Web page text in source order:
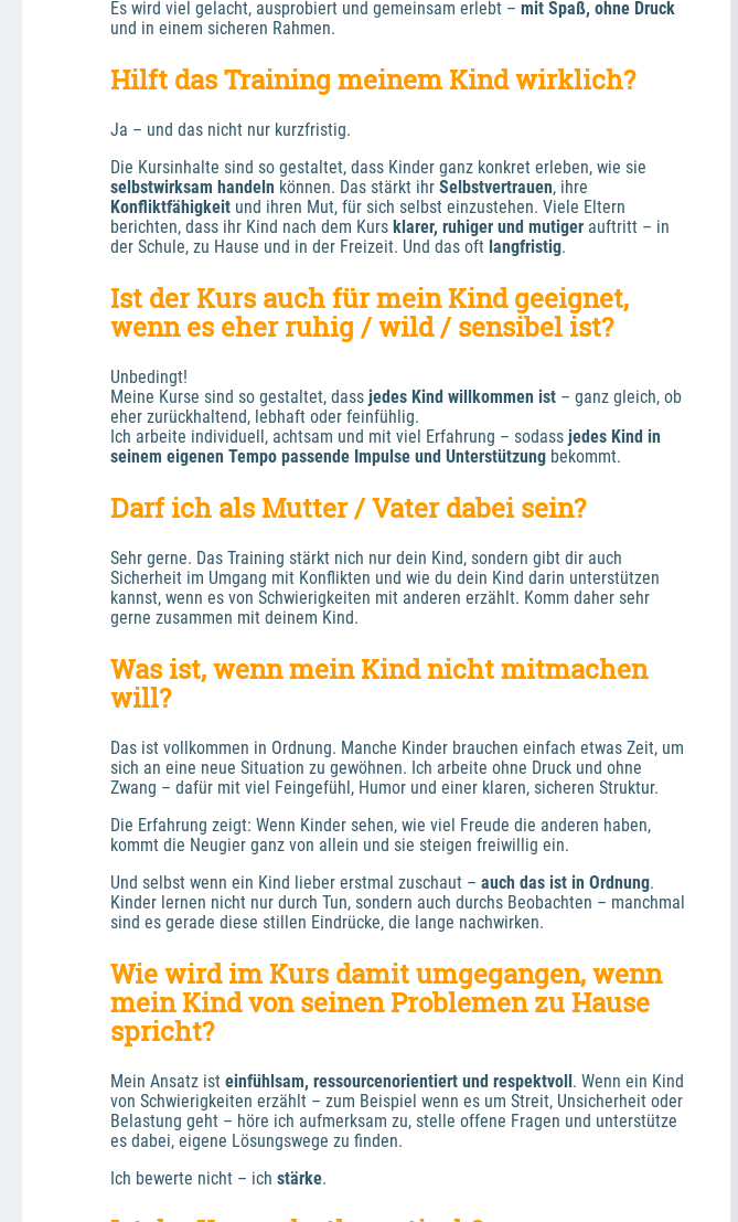
Es wird viel gelacht, ausprobiert und gemeinsam erlebt – mit Spaß, ohne Druck
und in einem sicheren Rahmen.
Hilft das Training meinem Kind wirklich?
Ja – und das nicht nur kurzfristig.
selbstwirksam handeln können. Das stärkt ihr Selbstvertrauen
Konfliktfähigkeit und ihren Mut, für sich selbst einzustehen. Viele Eltern
berichten, dass ihr Kind nach dem Kurs klarer, ruhiger und mutiger auftritt – in
der Schule, zu Hause und in der Freizeit. Und das oft langfristig.
Ist der Kurs auch für mein Kind geeignet,
wenn es eher ruhig / wild / sensibel ist?
Unbedingt!
Meine Kurse sind so gestaltet, dass jedes Kind willkommen ist – ganz gleich, ob
eher zurückhaltend, lebhaft oder feinfühlig.
Ich arbeite individuell, achtsam und mit viel Erfahrung – sodass jedes Kind in
seinem eigenen Tempo passende Impulse und Unterstützung bekommt.
Darf ich als Mutter / Vater dabei sein?
Sehr gerne. Das Training stärkt nich nur dein Kind, sondern gibt dir auch
Sicherheit im Umgang mit Konflikten und wie du dein Kind darin unterstützen
kannst, wenn es von Schwierigkeiten mit anderen erzählt. Komm daher sehr
gerne zusammen mit deinem Kind.
Was ist, wenn mein Kind nicht mitmachen
will?
Das ist vollkommen in Ordnung. Manche Kinder brauchen einfach etwas Zeit, um
sich an eine neue Situation zu gewöhnen. Ich arbeite ohne Druck und ohne
Zwang – dafür mit viel Feingefühl, Humor und einer klaren, sicheren Struktur.
Die Erfahrung zeigt: Wenn Kinder sehen, wie viel Freude die anderen haben,
kommt die Neugier ganz von allein und sie steigen freiwillig ein.
Und selbst wenn ein Kind lieber erstmal zuschaut – auch das ist in Ordnung.
Kinder lernen nicht nur durch Tun, sondern auch durchs Beobachten – manchmal
sind es gerade diese stillen Eindrücke, die lange nachwirken.
Wie wird im Kurs damit umgegangen, wenn
mein Kind von seinen Problemen zu Hause
spricht?
Mein Ansatz ist einfühlsam, ressourcenorientiert und respektvoll . Wenn ein Kind
von Schwierigkeiten erzählt – zum Beispiel wenn es um Streit, Unsicherheit oder
Belastung geht – höre ich aufmerksam zu, stelle offene Fragen und unterstütze
es dabei, eigene Lösungswege zu finden.
Ich bewerte nicht – ich stärke.